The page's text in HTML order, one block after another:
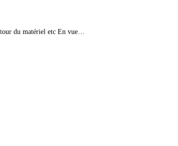
du matériel etc En vue…